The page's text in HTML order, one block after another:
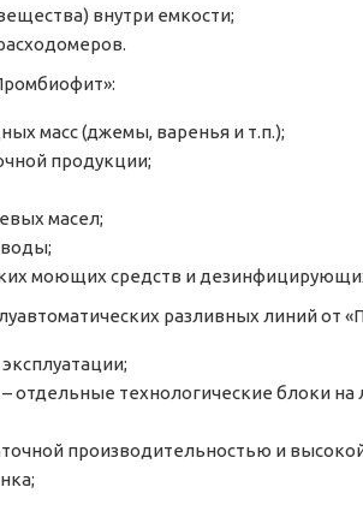
внутри емкости;
масс (джемы, варенья и т.п.);
продукции;
масел;
моющих средств и
разливных линий от
отдельные технологические блоки
производительностью и